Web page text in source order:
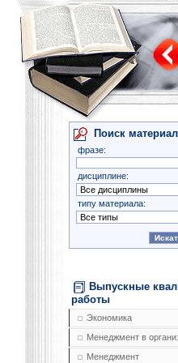
Поиск
фразе:
дисциплине:
типу материала:
Выпускные
работы
Экономика
Менеджмент в
Менеджмент